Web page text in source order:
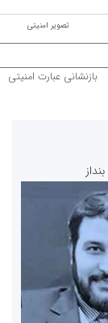
بازنشانی عبارت امنیتی